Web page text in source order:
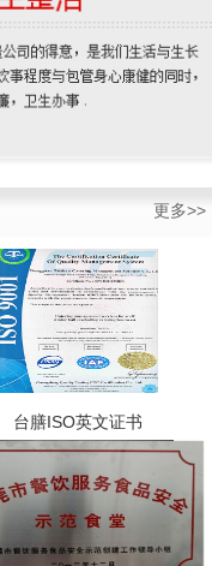
更多>>
台膳ISO英文证书